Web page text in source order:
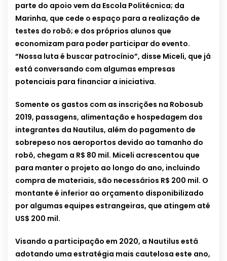
parte do apoio vem da Escola Politécnica; da
Marinha, que cede o espaço para a realização de
testes do robô; e dos próprios alunos que
economizam para poder participar do evento.
“Nossa luta é buscar patrocínio”, disse Miceli, que já
está conversando com algumas empresas
potenciais para financiar a iniciativa.
Somente os gastos com as inscrições na Robosub
2019, passagens, alimentação e hospedagem dos
integrantes da Nautilus, além do pagamento de
sobrepeso nos aeroportos devido ao tamanho do
robô, chegam a R$ 80 mil. Miceli acrescentou que
para manter o projeto ao longo do ano, incluindo
compra de materiais, são necessários R$ 200 mil. O
montante é inferior ao orçamento disponibilizado
por algumas equipes estrangeiras, que atingem até
US$ 200 mil.
Visando a participação em 2020, a Nautilus está
adotando uma estratégia mais cautelosa este ano,